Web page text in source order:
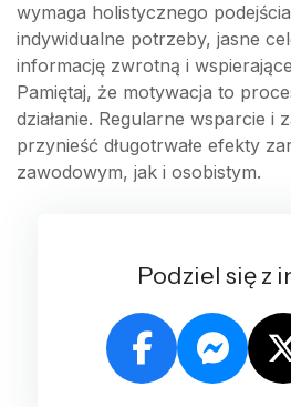
wymaga holistycznego
indywidualne potrzeby, jasne
informację zwrotną i
Pamiętaj, że motywacja to
działanie. Regularne wsparcie i
przynieść długotrwałe efekty
zawodowym, jak i osobistym.
Podziel się z